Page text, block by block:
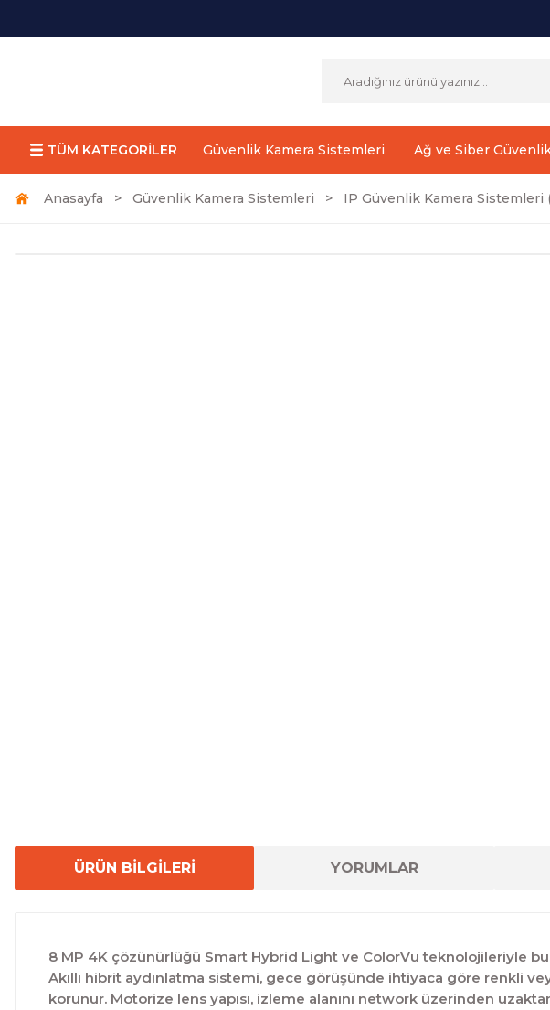
TÜM KATEGORİLER Güvenlik Kamera Sistemleri Ağ ve Siber
Anasayfa Güvenlik Kamera Sistemleri IP Güvenlik Kamera Sistemleri
ÜRÜN BİLGİLERİ YORUMLAR
8 MP 4K çözünürlüğü Smart Hybrid Light ve ColorVu teknolojileriyle
Akıllı hibrit aydınlatma sistemi, gece görüşünde ihtiyaca göre renkli
korunur. Motorize lens yapısı, izleme alanını network üzerinden